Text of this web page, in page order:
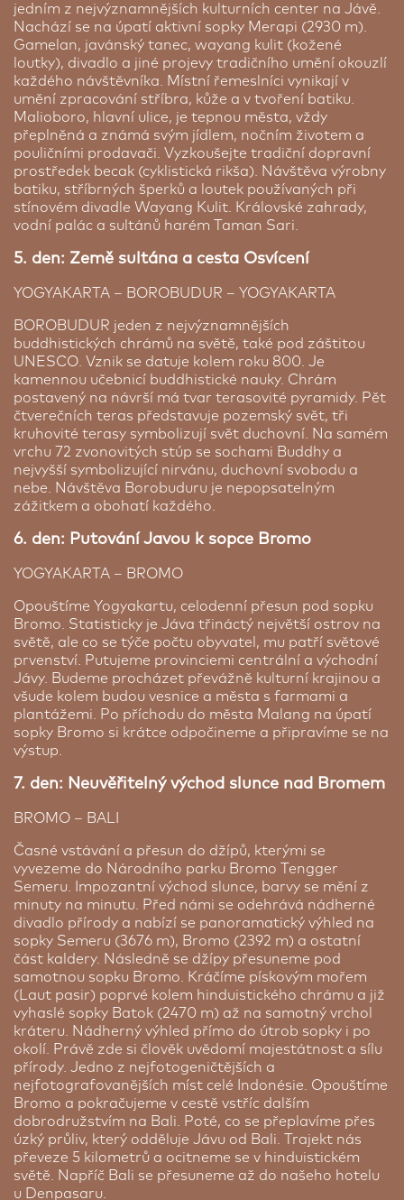
Ascent Premiere Pasuruan ★★★
Bromo - Pasuruan | 1 noc
Ascemt Premiere Pasuaran je poměrně
jednoduchý hotel, který ovšem má vše co
cestovatel potřebuje. Jistě zažil už lepší časy ale v
pokoji naleznete klimatizaci, TV, privátní koupelnu
a také bezplatné wifi. Wifi má nejlepší pokrytí v
okolí recepce.
V horkém a dusném počasí se
můžete zchladit v hotelovém bazénu.
Sol by Melia Benoa Bali ★★★★
Indickém oceánu se nachází v části Nusa Dua -
Tanjung Benoa. Čarokrásné východy Slunce Vás
budou romanticky probouzet každé ráno.
Dokonalou relaxační atmosféru dotváří krásná
indonéská architektura v kontrastu se stylovým
moderním nábytkem. Resort Vás bude hýčkat a
nabídne Vám vše, co byste si na dovolené mohli
přát. V Body a Sol SPA objevte tradiční balijské
masáže, ať už ve vnitřních nebo venkovních
lázních a dopřejte svému tělu a mysli různé
procedury. Zapomeňte na stres a užívejte si svoji
dovolenou. Fantastický tým odborníků se o Vás
tento vynikající resort jako slabší 4*, protože
kritéria luxusního 5* splňuje jen pár resortů. Ve
stejné oblasti Bali se nachází také alternativní
hotel Grand Mirage, který používáme v případě,
že Sol je plný. Nabízí služby na stejné úrovni jako
Sol Benoa Bali. Hotel nabízí stravování se snídaní
ale i all inclusive.
Poplatek za pozdní check – out na Bali ( v základním
ubytování)
Poplatek za pozdní check – out na Bali. V případě
pozdního nočního odletu využijte svůj pokoj až do
odchodu na letiště a dopřejte si před odletem
osvěžující sprchu. V ceně check – outu není žádný
stravovací plán.
*cena je kalkulována na 1 osobu ubytovanou s další
osobou v pokoji pro dvě osoby.
Cena od:
Prémiová strava
Vylepšete si svůj pobyt a dopřejte si pohodlí All
inclusive v základním hotelu Sol Benoa Bali /
místní Indonéské, přes středomořskou po
mezinárodní kuchyni. V balíku all inclusive máte 24
hodin možnost objednat si jídlo a nápoje. V balíku
jsou všechny nealkoholické nápoje a lokální
alkoholické nápoje. Hotel také nabízí širokou škálu
kulturního a sportovního vyžití.
Cena od:11 960 Kč
Příplatek za jednolůžkový pokoj
Pokud se přihlásíte na zájezd s žádostí na
doubytování - tato služba není garantovaná. CK
SEN nemůže ručit za absolvování zájezdu
doubytovanou osobou. Pokud druhá osoba na
zájezd nepocestuje, bude v rámci doplatku nutné
uhradit příplatek za 1/1 pokoj.
Cena od:12 350 Kč
jedním z nejvýznamnějších kulturních center na Jávě.
Nachází se na úpatí aktivní sopky Merapi (2930 m).
Gamelan, javánský tanec, wayang kulit (kožené
loutky), divadlo a jiné projevy tradičního umění okouzlí
každého návštěvníka. Místní řemeslníci vynikají v
umění zpracování stříbra, kůže a v tvoření batiku.
Malioboro, hlavní ulice, je tepnou města, vždy
přeplněná a známá svým jídlem, nočním životem a
pouličními prodavači. Vyzkoušejte tradiční dopravní
prostředek becak (cyklistická rikša). Návštěva výrobny
batiku, stříbrných šperků a loutek používaných při
stínovém divadle Wayang Kulit. Královské zahrady,
vodní palác a sultánů harém Taman Sari.
5. den: Země sultána a cesta Osvícení
YOGYAKARTA – BOROBUDUR – YOGYAKARTA
BOROBUDUR jeden z nejvýznamnějších
buddhistických chrámů na světě, také pod záštitou
UNESCO. Vznik se datuje kolem roku 800. Je
kamennou učebnicí buddhistické nauky. Chrám
postavený na návrší má tvar terasovité pyramidy. Pět
čtverečních teras představuje pozemský svět, tři
kruhovité terasy symbolizují svět duchovní. Na samém
vrchu 72 zvonovitých stúp se sochami Buddhy a
nejvyšší symbolizující nirvánu, duchovní svobodu a
nebe. Návštěva Borobuduru je nepopsatelným
zážitkem a obohatí každého.
6. den: Putování Javou k sopce Bromo
YOGYAKARTA – BROMO
Opouštíme Yogyakartu, celodenní přesun pod sopku
Bromo. Statisticky je Jáva třináctý největší ostrov na
světě, ale co se týče počtu obyvatel, mu patří světové
prvenství. Putujeme provinciemi centrální a východní
Jávy. Budeme procházet převážně kulturní krajinou a
všude kolem budou vesnice a města s farmami a
plantážemi. Po příchodu do města Malang na úpatí
sopky Bromo si krátce odpočineme a připravíme se na
výstup.
7. den: Neuvěřitelný východ slunce nad Bromem
BROMO – BALI
Časné vstávání a přesun do džípů, kterými se
vyvezeme do Národního parku Bromo Tengger
Semeru. Impozantní východ slunce, barvy se mění z
minuty na minutu. Před námi se odehrává nádherné
divadlo přírody a nabízí se panoramatický výhled na
sopky Semeru (3676 m), Bromo (2392 m) a ostatní
část kaldery. Následně se džípy přesuneme pod
samotnou sopku Bromo. Kráčíme pískovým mořem
(Laut pasir) poprvé kolem hinduistického chrámu a již
vyhaslé sopky Batok (2470 m) až na samotný vrchol
kráteru. Nádherný výhled přímo do útrob sopky i po
okolí. Právě zde si člověk uvědomí majestátnost a sílu
přírody. Jedno z nejfotogeničtějších a
nejfotografovanějších míst celé Indonésie. Opouštíme
Bromo a pokračujeme v cestě vstříc dalším
dobrodružstvím na Bali. Poté, co se přeplavíme přes
úzký průliv, který odděluje Jávu od Bali. Trajekt nás
převeze 5 kilometrů a ocitneme se v hinduistickém
světě. Napříč Bali se přesuneme až do našeho hotelu
u Denpasaru.